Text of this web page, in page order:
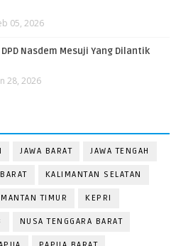
05, 2026
Nasdem Mesuji Yang Dilantik
28, 2026
JAWA BARAT JAWA TENGAH
KALIMANTAN SELATAN
TIMUR KEPRI
NUSA TENGGARA BARAT